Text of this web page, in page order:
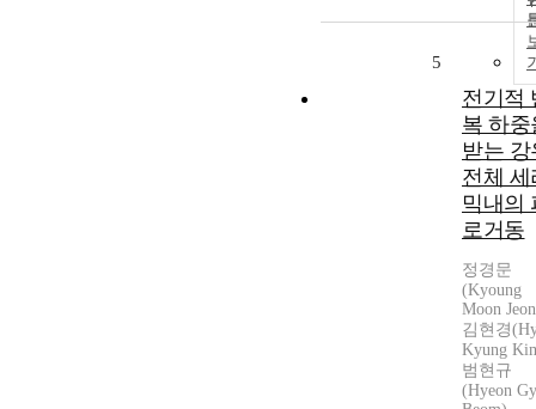
5
전기적
복 하중
받는 강
전체 세
믹내의
로거동
정경문
(Kyoung
Moon
김현경
Kyung
범현규
(Hyeon